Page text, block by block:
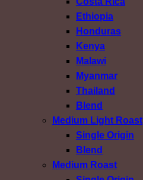
Ethiopia
Honduras
Kenya
Malawi
Myanmar
Thailand
Blend
Medium Light Roast
Single Origin
Blend
Medium Roast